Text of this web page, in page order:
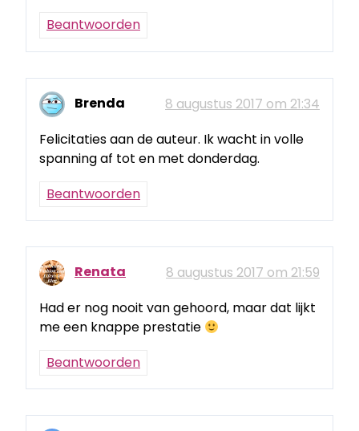
Beantwoorden
Brenda
8 augustus 2017 om 21:34
Felicitaties aan de auteur. Ik wacht in volle
spanning af tot en met donderdag.
Beantwoorden
Renata
8 augustus 2017 om 21:59
Had er nog nooit van gehoord, maar dat lijkt
me een knappe prestatie
Beantwoorden